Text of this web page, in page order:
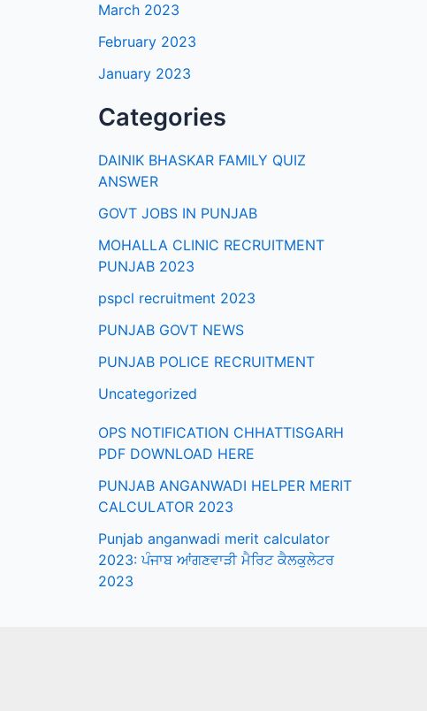
March 2023
February 2023
January 2023
Categories
DAINIK BHASKAR FAMILY QUIZ
ANSWER
GOVT JOBS IN PUNJAB
MOHALLA CLINIC RECRUITMENT
PUNJAB 2023
pspcl recruitment 2023
PUNJAB GOVT NEWS
PUNJAB POLICE RECRUITMENT
Uncategorized
OPS NOTIFICATION CHHATTISGARH
PDF DOWNLOAD HERE
PUNJAB ANGANWADI HELPER MERIT
CALCULATOR 2023
Punjab anganwadi merit calculator
2023: ਪੰਜਾਬ ਆਂਗਣਵਾੜੀ ਮੈਰਿਟ ਕੈਲਕੁਲੇਟਰ
2023